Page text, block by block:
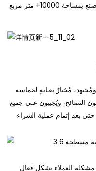
بمساحة 10000+ متر مربع
مُختارٌ بعنايةٍ لحماسه
النصائح، ويُجيبون على جميع